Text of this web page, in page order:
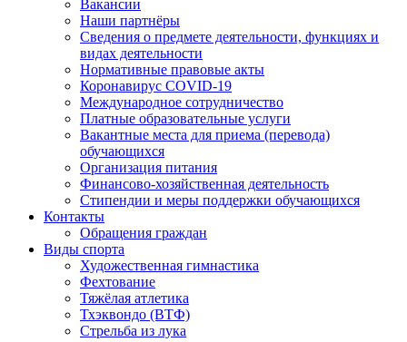
Вакансии
Наши партнёры
Сведения о предмете деятельности, функциях и
видах деятельности
Нормативные правовые акты
Коронавирус COVID-19
Международное сотрудничество
Платные образовательные услуги
Вакантные места для приема (перевода)
обучающихся
Организация питания
Финансово-хозяйственная деятельность
Стипендии и меры поддержки обучающихся
Контакты
Обращения граждан
Виды спорта
Художественная гимнастика
Фехтование
Тяжёлая атлетика
Тхэквондо (ВТФ)
Стрельба из лука